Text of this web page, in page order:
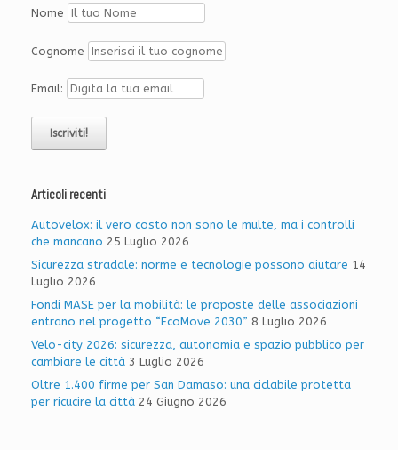
Nome
Cognome
Email:
Articoli recenti
Autovelox: il vero costo non sono le multe, ma i controlli
che mancano 25 Luglio 2026
Sicurezza stradale: norme e tecnologie possono aiutare 14
Luglio 2026
Fondi MASE per la mobilità: le proposte delle associazioni
entrano nel progetto “EcoMove 2030” 8 Luglio 2026
Velo-city 2026: sicurezza, autonomia e spazio pubblico per
cambiare le città 3 Luglio 2026
Oltre 1.400 firme per San Damaso: una ciclabile protetta
per ricucire la città 24 Giugno 2026